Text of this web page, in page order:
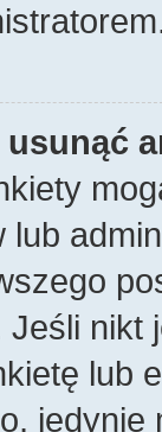
lub
nikt
lub